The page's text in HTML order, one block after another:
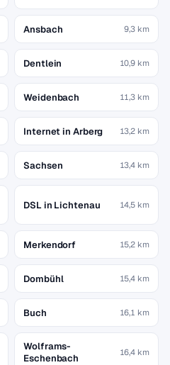
Ansbach 9,3 km
Dentlein 10,9 km
Weidenbach 11,3 km
Internet in Arberg 13,2 km
Sachsen 13,4 km
DSL in Lichtenau 14,5 km
Merkendorf 15,2 km
Dombühl 15,4 km
Buch 16,1 km
Wolframs-
Eschenbach
16,4 km